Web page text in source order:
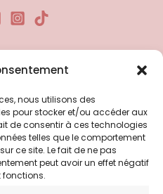
nous utilisons des
pour stocker et/ou accéder aux
de consentir à ces technologies
telles que le comportement
ce site. Le fait de ne pas
peut avoir un effet négatif
fonctions.
utiles
vente et d’utilisation